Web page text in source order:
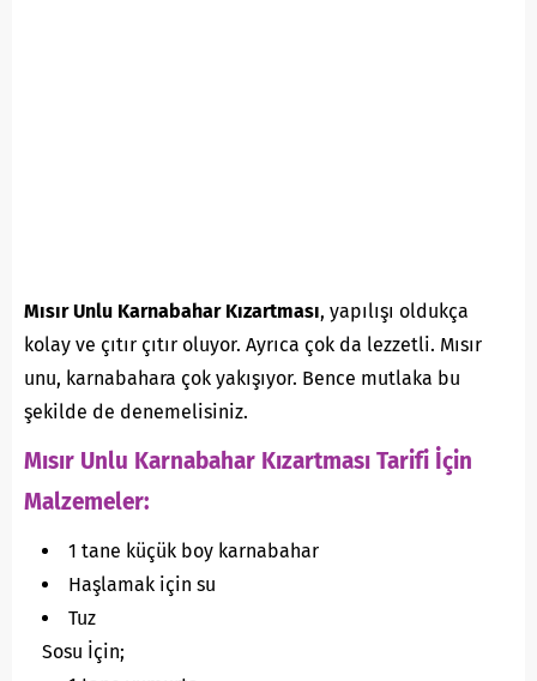
Mısır Unlu Karnabahar Kızartması, yapılışı oldukça
kolay ve çıtır çıtır oluyor. Ayrıca çok da lezzetli. Mısır
unu, karnabahara çok yakışıyor. Bence mutlaka bu
şekilde de denemelisiniz.
Mısır Unlu Karnabahar Kızartması Tarifi İçin
Malzemeler:
1 tane küçük boy karnabahar
Haşlamak için su
Tuz
Sosu İçin;